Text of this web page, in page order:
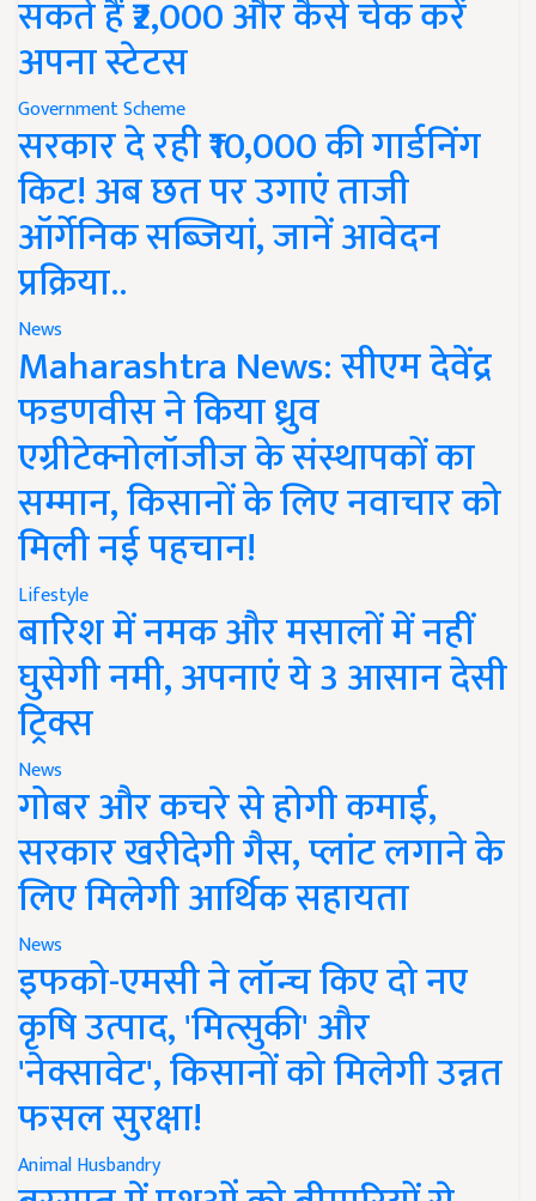
सकते हैं ₹2,000 और कैसे चेक करें
अपना स्टेटस
Government Scheme
सरकार दे रही ₹10,000 की गार्डनिंग
किट! अब छत पर उगाएं ताजी
ऑर्गेनिक सब्जियां, जानें आवेदन
प्रक्रिया..
News
Maharashtra News: सीएम देवेंद्र
फडणवीस ने किया ध्रुव
एग्रीटेक्नोलॉजीज के संस्थापकों का
सम्मान, किसानों के लिए नवाचार को
मिली नई पहचान!
Lifestyle
बारिश में नमक और मसालों में नहीं
घुसेगी नमी, अपनाएं ये 3 आसान देसी
ट्रिक्स
News
गोबर और कचरे से होगी कमाई,
सरकार खरीदेगी गैस, प्लांट लगाने के
लिए मिलेगी आर्थिक सहायता
News
इफको-एमसी ने लॉन्च किए दो नए
कृषि उत्पाद, 'मित्सुकी' और
'नेक्सावेट', किसानों को मिलेगी उन्नत
फसल सुरक्षा!
Animal Husbandry